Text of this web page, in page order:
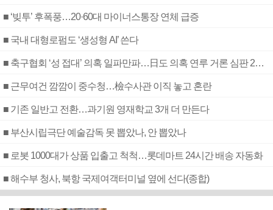
■ ‘빚투’ 후폭풍…20·60대 마이너스통장 연체 급증
■ 국내 대형로펌도 ‘생성형 AI’ 쓴다
■ 축구협회 ‘성 접대’ 의혹 일파만파…日도 의혹 연루 거론 심판 2명 조사
■ 근무여건 깜깜이 중수청…檢수사관 이직 놓고 혼란
■ 기존 일반고 전환…과기원 영재학교 3개 더 만든다
■ 부산시립극단 예술감독 못 뽑았나, 안 뽑았나
■ 로봇 1000대가 상품 입출고 척척…롯데마트 24시간 배송 자동화
■ 해수부 청사, 북항 국제여객터미널 옆에 선다(종합)